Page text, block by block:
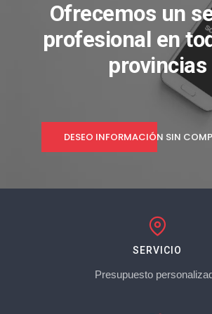
Ofrecemos un
profesional en
provincias
DESEO INFORMACIÓN SIN
SERVICIO
Presupuesto